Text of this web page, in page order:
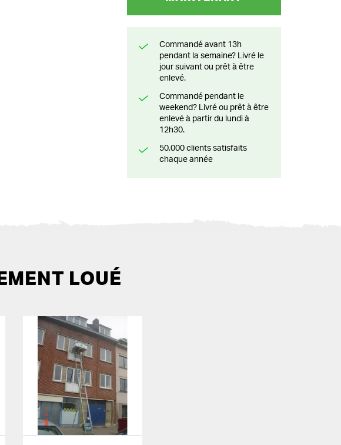
Commandé avant 13h
pendant la semaine? Livré le
jour suivant ou prêt à être
enlevé.
Commandé pendant le
weekend? Livré ou prêt à être
enlevé à partir du lundi à
12h30.
50.000 clients satisfaits
chaque année
LOUÉ